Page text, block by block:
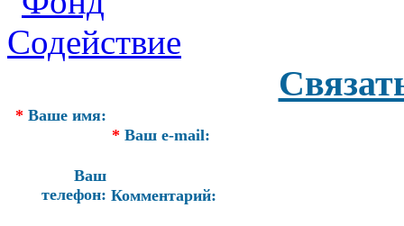
* Ваше имя:
* Ваш e-mail:
Ваш
телефон: Комментарий: